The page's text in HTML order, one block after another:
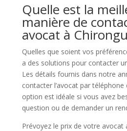
Quelle est la
manière de
avocat à
Quelles que soient vos
a des solutions pour contacter
Les détails fournis dans notre
contacter l’avocat par
option est idéale si vous avez
question ou de demander un
Prévoyez le prix de votre avocat